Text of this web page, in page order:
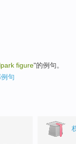
figure"的例句。
句